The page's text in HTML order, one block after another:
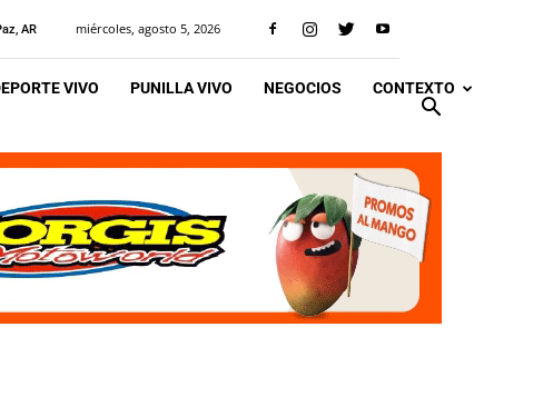
AR miércoles, agosto 5, 2026
VIVO PUNILLA VIVO NEGOCIOS CONTEXTO